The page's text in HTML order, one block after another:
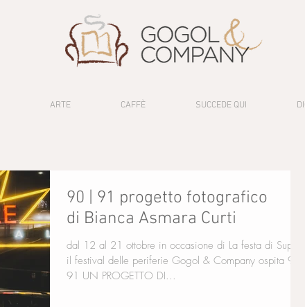
ARTE CAFFÈ SUCCEDE QUI
90 | 91 progetto fotografico
di Bianca Asmara Curti
dal 12 al 21 ottobre in occasione di La festa di Super,
il festival delle periferie Gogol & Company ospita 90 |
91 UN PROGETTO DI...